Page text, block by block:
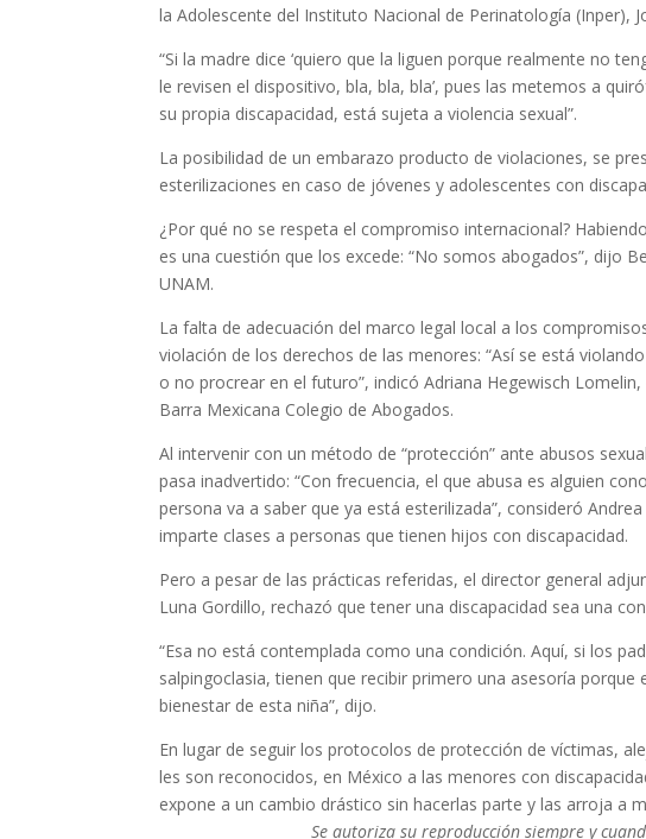
la Adolescente del Instituto Nacional de Perinatología (Inper),
“Si la madre dice ‘quiero que la liguen porque realmente no
le revisen el dispositivo, bla, bla, bla’, pues las metemos a
su propia discapacidad, está sujeta a violencia sexual”.
La posibilidad de un embarazo producto de violaciones, se
esterilizaciones en caso de jóvenes y adolescentes con
¿Por qué no se respeta el compromiso internacional?
es una cuestión que los excede: “No somos abogados”, dijo
UNAM.
La falta de adecuación del marco legal local a los
violación de los derechos de las menores: “Así se está
o no procrear en el futuro”, indicó Adriana Hegewisch
Barra Mexicana Colegio de Abogados.
Al intervenir con un método de “protección” ante abusos
pasa inadvertido: “Con frecuencia, el que abusa es alguien
persona va a saber que ya está esterilizada”, consideró
imparte clases a personas que tienen hijos con discapacidad.
Pero a pesar de las prácticas referidas, el director general
Luna Gordillo, rechazó que tener una discapacidad sea una
“Esa no está contemplada como una condición. Aquí, si los
salpingoclasia, tienen que recibir primero una asesoría
bienestar de esta niña”, dijo.
En lugar de seguir los protocolos de protección de víctimas,
les son reconocidos, en México a las menores con
expone a un cambio drástico sin hacerlas parte y las arroja a
Se autoriza su reproducción siempre y